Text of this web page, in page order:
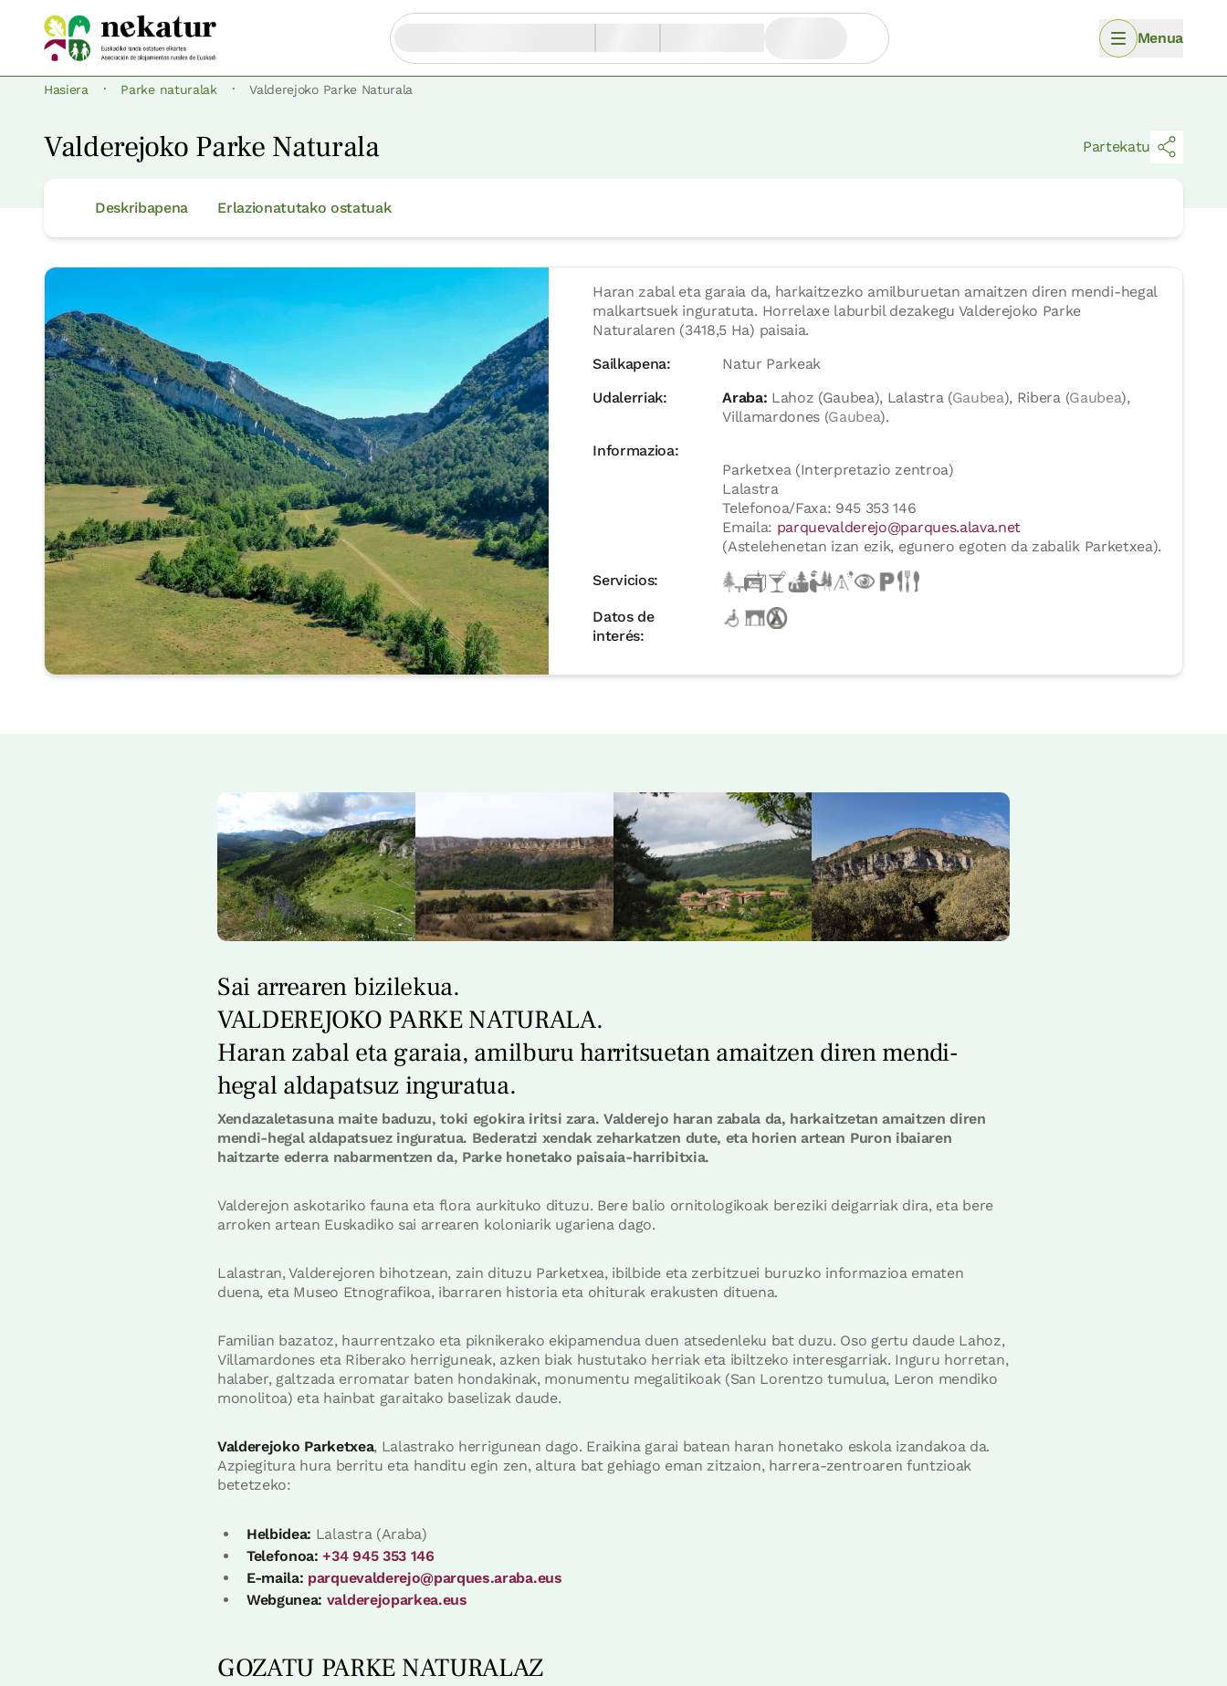
Menua
Hasiera · Parke naturalak · Valderejoko Parke Naturala
Valderejoko Parke Naturala Partekatu
Deskribapena Erlazionatutako ostatuak
Haran zabal eta garaia da, harkaitzezko amilburuetan amaitzen diren mendi-hegal
malkartsuek inguratuta. Horrelaxe laburbil dezakegu Valderejoko Parke
Naturalaren (3418,5 Ha) paisaia.
Sailkapena:
Natur Parkeak
Udalerriak:
Araba: Lahoz (Gaubea), Lalastra (Gaubea), Ribera (Gaubea),
Villamardones (Gaubea).
Informazioa:
Parketxea (Interpretazio zentroa)
Lalastra
Telefonoa/Faxa: 945 353 146
Emaila: parquevalderejo@parques.alava.net
(Astelehenetan izan ezik, egunero egoten da zabalik Parketxea).
Servicios:
Datos de
interés:
Sai arrearen bizilekua.
VALDEREJOKO PARKE NATURALA.
Haran zabal eta garaia, amilburu harritsuetan amaitzen diren mendi-
hegal aldapatsuz inguratua.
Xendazaletasuna maite baduzu, toki egokira iritsi zara. Valderejo haran zabala da, harkaitzetan amaitzen diren
mendi-hegal aldapatsuez inguratua. Bederatzi xendak zeharkatzen dute, eta horien artean Puron ibaiaren
haitzarte ederra nabarmentzen da, Parke honetako paisaia-harribitxia.
Valderejon askotariko fauna eta flora aurkituko dituzu. Bere balio ornitologikoak bereziki deigarriak dira, eta bere
arroken artean Euskadiko sai arrearen koloniarik ugariena dago.
Lalastran, Valderejoren bihotzean, zain dituzu Parketxea, ibilbide eta zerbitzuei buruzko informazioa ematen
duena, eta Museo Etnografikoa, ibarraren historia eta ohiturak erakusten dituena.
Familian bazatoz, haurrentzako eta piknikerako ekipamendua duen atsedenleku bat duzu. Oso gertu daude Lahoz,
Villamardones eta Riberako herriguneak, azken biak hustutako herriak eta ibiltzeko interesgarriak. Inguru horretan,
halaber, galtzada erromatar baten hondakinak, monumentu megalitikoak (San Lorentzo tumulua, Leron mendiko
monolitoa) eta hainbat garaitako baselizak daude.
Valderejoko Parketxea, Lalastrako herrigunean dago. Eraikina garai batean haran honetako eskola izandakoa da.
Azpiegitura hura berritu eta handitu egin zen, altura bat gehiago eman zitzaion, harrera-zentroaren funtzioak
betetzeko:
Helbidea: Lalastra (Araba)
Telefonoa:+34 945 353 146
E-maila: parquevalderejo@parques.araba.eus
Webgunea: valderejoparkea.eus
GOZATU PARKE NATURALAZ